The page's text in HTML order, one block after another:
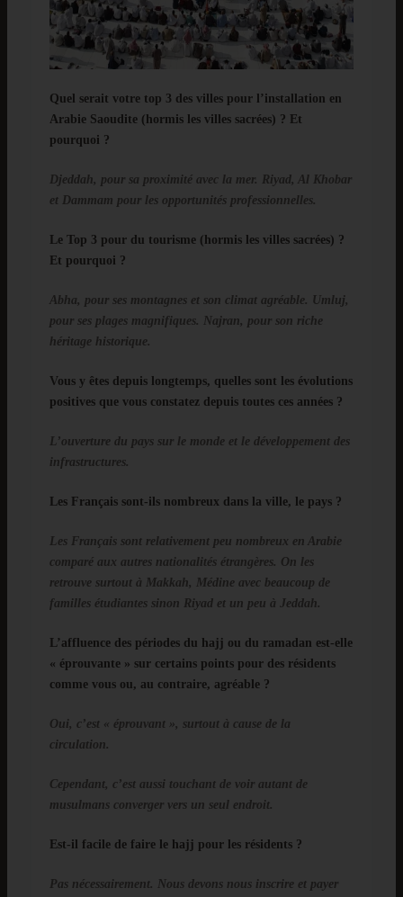
Quel serait votre top 3 des villes pour l’installation en
Arabie Saoudite (hormis les villes sacrées) ? Et
pourquoi ?
Djeddah, pour sa proximité avec la mer. Riyad, Al Khobar
et Dammam pour les opportunités professionnelles.
Le Top 3 pour du tourisme (hormis les villes sacrées) ?
Et pourquoi ?
Abha, pour ses montagnes et son climat agréable.
Umluj,
pour ses plages magnifiques. Najran, pour son riche
héritage historique.
Vous y êtes depuis longtemps, quelles sont les évolutions
positives que vous constatez depuis toutes ces années ?
L’ouverture du pays sur le monde et le développement des
infrastructures.
Les Français sont-ils nombreux dans la ville, le pays ?
Les Français sont relativement peu nombreux en Arabie
comparé aux autres nationalités étrangères. On les
retrouve surtout à Makkah, Médine avec beaucoup de
familles étudiantes sinon Riyad et un peu à Jeddah.
L’affluence des périodes du hajj ou du ramadan est-elle
« éprouvante » sur certains points pour des résidents
comme vous ou, au contraire, agréable ?
Oui, c’est « éprouvant », surtout à cause de la
circulation.
Cependant, c’est aussi touchant de voir autant de
musulmans converger vers un seul endroit.
Est-il facile de faire le hajj pour les résidents ?
Pas nécessairement. Nous devons nous inscrire et payer